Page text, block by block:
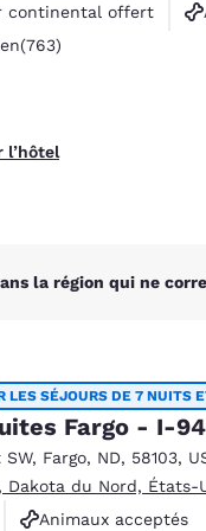
Germany
continental offert
763 commentaires
(763)
l’hôtel
la région qui ne
LES SÉJOURS DE 7 NUITS
Fargo - I-
, Fargo, ND, 58103,
Dakota du Nord, États-
Animaux acceptés